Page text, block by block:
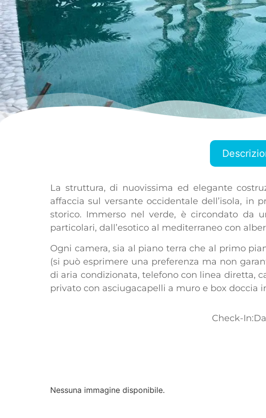
La struttura, di nuovissima ed elegante
affaccia sul versante occidentale dell’isola,
storico. Immerso nel verde, è circondato da
particolari, dall’esotico al mediterraneo con
Ogni camera, sia al piano terra che al primo
(si può esprimere una preferenza ma non
di aria condizionata, telefono con linea diretta,
privato con asciugacapelli a muro e box doccia
Check-
Nessuna immagine disponibile.